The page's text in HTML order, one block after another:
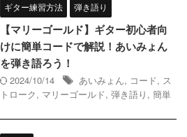
ギター練習方法 弾き語り
【マリーゴールド】ギター初心者向
けに簡単コードで解説！あいみょん
を弾き語ろう！
2024/10/14 あいみょん, コード, ス
トローク, マリーゴールド, 弾き語り , 簡単